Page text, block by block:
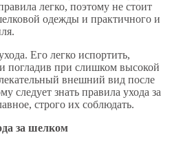
легко, поэтому не стоит
одежды и практичного и
Его легко испортить,
погладив при слишком высокой
внешний вид после
следует знать правила ухода за
строго их соблюдать.
за шелком